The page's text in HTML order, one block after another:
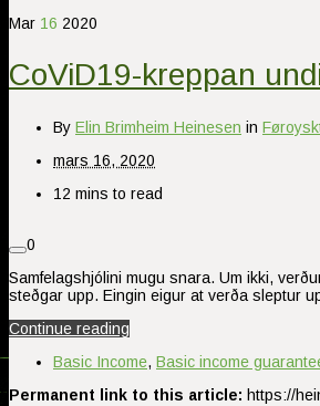
Mar 16 2020
CoViD19-kreppan
By Elin Brimheim Heinesen in
mars 16, 2020
12 mins to read
0
Samfelagshjólini mugu snara. Um ikki,
steðgar upp. Eingin eigur at verða sleptur
Continue reading
Basic Income, Basic income
Permanent link to this article: https://